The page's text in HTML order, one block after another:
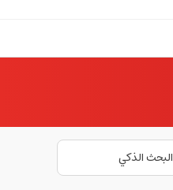
البحث الذكي